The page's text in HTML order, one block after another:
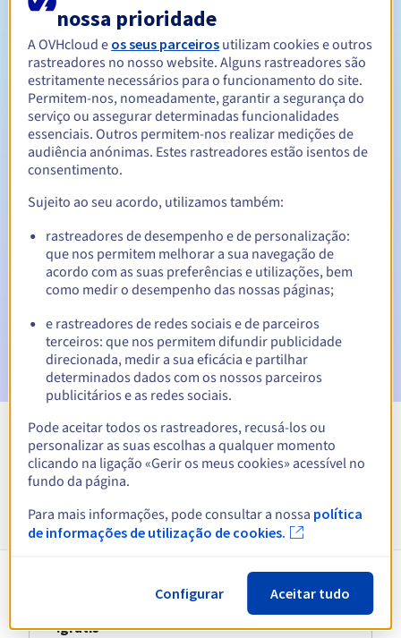
Período de renovação Entre 1 e 10 anos
Período de redenção 30 dias
Notificações automáticas:
60, 30, 15, 7 e 3 dias antes da data de
expiração
E-mail no dia da expiraçãopara notificar a suspensão do
nome de domínio
E-mail após o Redemption Grace Periodpara notificar a
eliminação do nome de domínio
Ver todas as extensões
Informações sobre .gratis
Registo do seu nome de domínio
.gratis
nossa prioridade
A OVHcloud e os seus parceiros utilizam cookies e outros
rastreadores no nosso website. Alguns rastreadores são
estritamente necessários para o funcionamento do site.
Permitem-nos, nomeadamente, garantir a segurança do
serviço ou assegurar determinadas funcionalidades
essenciais. Outros permitem-nos realizar medições de
audiência anónimas. Estes rastreadores estão isentos de
consentimento.
Sujeito ao seu acordo, utilizamos também:
rastreadores de desempenho e de personalização:
que nos permitem melhorar a sua navegação de
acordo com as suas preferências e utilizações, bem
como medir o desempenho das nossas páginas;
e rastreadores de redes sociais e de parceiros
terceiros: que nos permitem difundir publicidade
direcionada, medir a sua eficácia e partilhar
determinados dados com os nossos parceiros
publicitários e as redes sociais.
Pode aceitar todos os rastreadores, recusá-los ou
personalizar as suas escolhas a qualquer momento
clicando na ligação «Gerir os meus cookies» acessível no
fundo da página.
Para mais informações, pode consultar a nossa política
de informações de utilização de cookies.
Configurar Aceitar tudo